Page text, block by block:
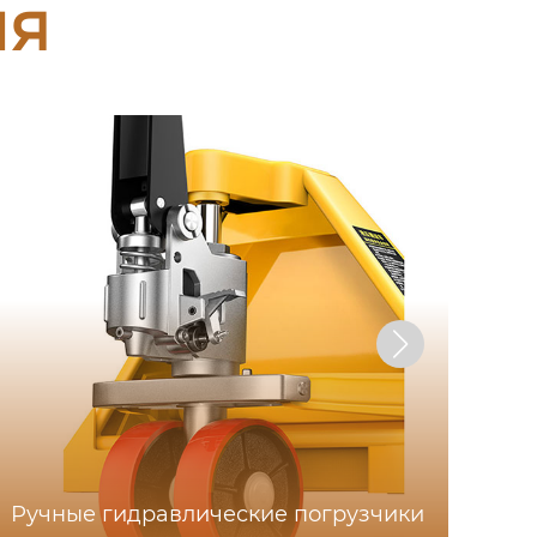
Ручные гидравлические погрузчики